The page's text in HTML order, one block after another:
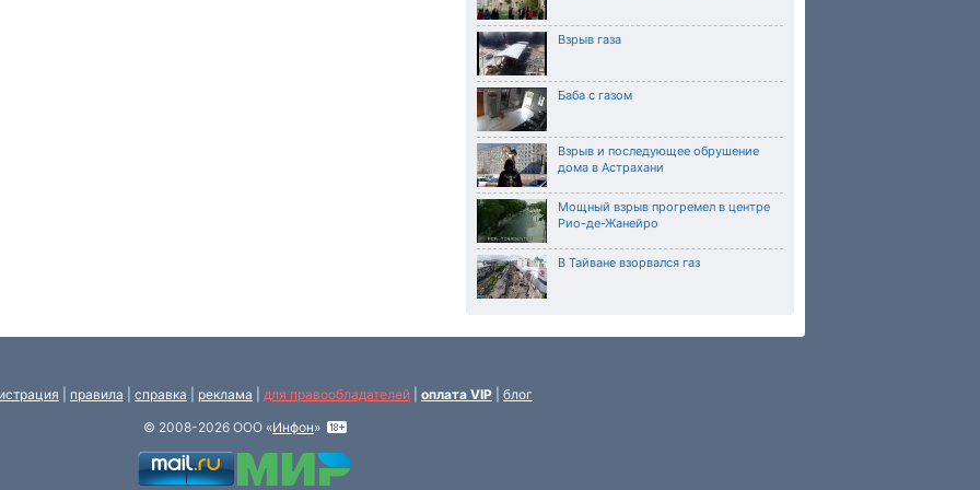
Взрыв газа
Баба с газом
Взрыв и последующее обрушение
дома в Астрахани
Мощный взрыв прогремел в центре
Рио-де-Жанейро
В Тайване взорвался газ
правила справка реклама для правообладателей оплата VIP
блог
© 2008-2026 ООО «Инфон»